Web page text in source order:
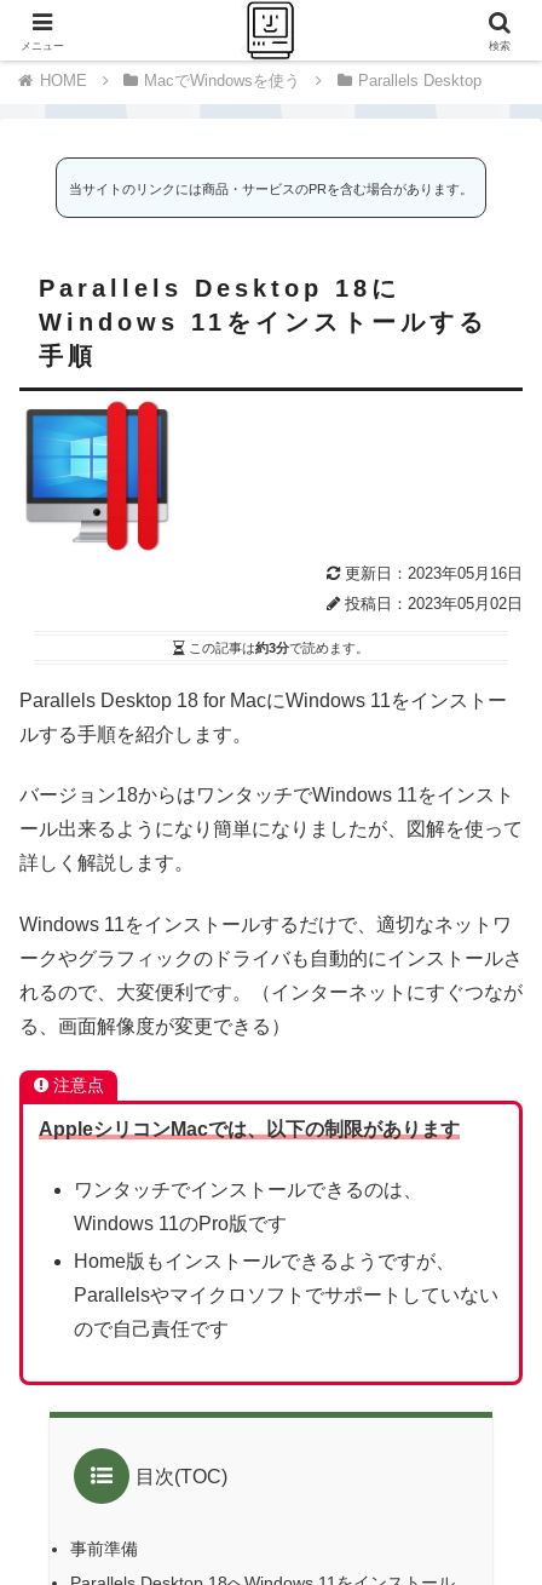
千里の道も一歩から
MacでWindowsを使う Parallels Desktop
当サイトのリンクには商品・サービスのPRを含む場合があります。
Parallels Desktop 18に
Windows 11をインストールする
手順
更新日：2023年05月16日
投稿日：2023年05月02日
この記事は約3分で読めます。
Parallels Desktop 18 for MacにWindows 11をインストー
ルする手順を紹介します。
バージョン18からはワンタッチでWindows 11をインスト
ール出来るようになり簡単になりましたが、図解を使って
詳しく解説します。
Windows 11をインストールするだけで、適切なネットワ
ークやグラフィックのドライバも自動的にインストールさ
れるので、大変便利です。（インターネットにすぐつなが
る、画面解像度が変更できる）
注意点
AppleシリコンMacでは、以下の制限があります
ワンタッチでインストールできるのは、
Windows 11のPro版です
Home版もインストールできるようですが、
Parallelsやマイクロソフトでサポートしていない
ので自己責任です
目次(TOC)
事前準備
メニュー 検索